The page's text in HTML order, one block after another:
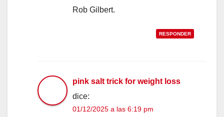
Rob Gilbert.
RESPONDER
pink salt trick for weight loss
dice:
01/12/2025 a las 6:19 pm